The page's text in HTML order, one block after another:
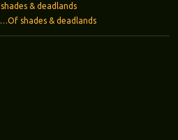
& deadlands
…Of shades & deadlands